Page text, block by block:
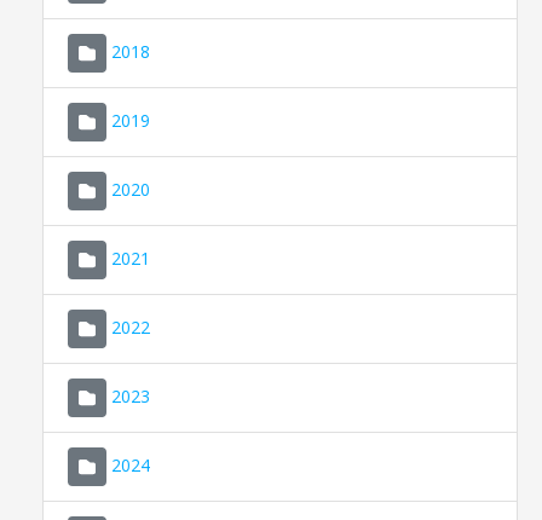
2018
2019
2020
2021
2022
2023
2024